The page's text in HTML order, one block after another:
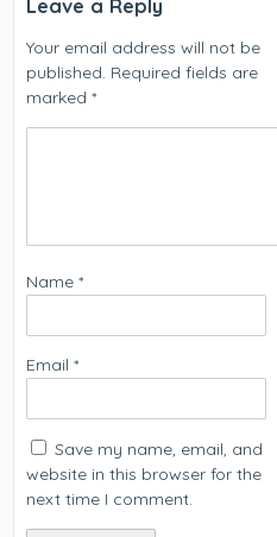
Leave a Reply
Your email address will not be
published. Required fields are
marked*
Name*
Email*
Save my name, email, and
website in this browser for the
next time I comment.